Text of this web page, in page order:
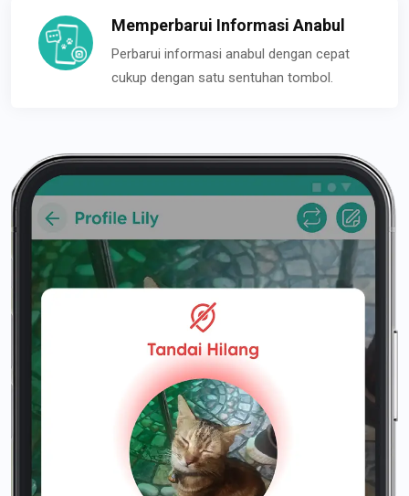
Memperbarui Informasi Anabul
Perbarui informasi anabul dengan cepat
cukup dengan satu sentuhan tombol.